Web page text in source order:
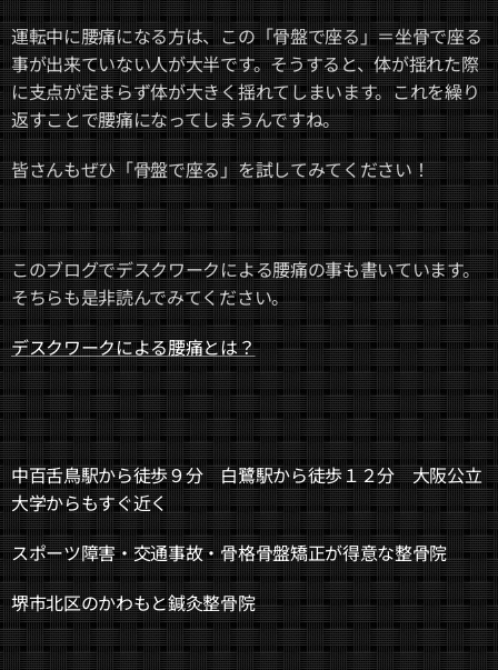
運転中に腰痛になる方は、この「骨盤で座る」＝坐骨で座る
事が出来ていない人が大半です。そうすると、体が揺れた際
に支点が定まらず体が大きく揺れてしまいます。これを繰り
返すことで腰痛になってしまうんですね。
皆さんもぜひ「骨盤で座る」を試してみてください！
このブログでデスクワークによる腰痛の事も書いています。
そちらも是非読んでみてください。
デスクワークによる腰痛とは？
中百舌鳥駅から徒歩９分 白鷺駅から徒歩１２分 大阪公立
大学からもすぐ近く
スポーツ障害・交通事故・骨格骨盤矯正が得意な整骨院
堺市北区のかわもと鍼灸整骨院